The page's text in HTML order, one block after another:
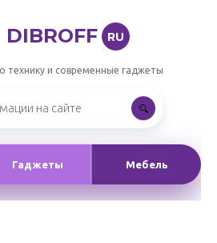
DIBROFF RU
технику и современные гаджеты
Гаджеты Мебель